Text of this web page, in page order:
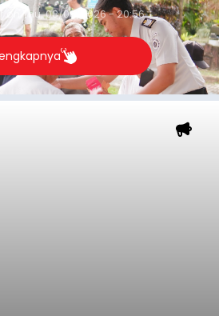
Thu, 08/06/2026 - 20:56